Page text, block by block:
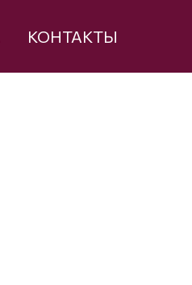
КОНТАКТЫ